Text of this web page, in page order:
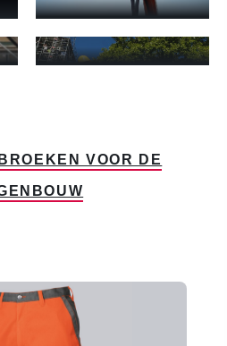
- Meer informatie
BOUWSECTOR
Shirts voor de bouwsector -
VOOR DE